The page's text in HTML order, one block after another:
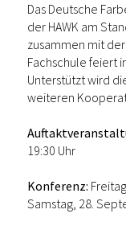
Das Deutsche
der HAWK am
zusammen mit
Fachschule feiert
Unterstützt wird
weiteren
19:30 Uhr
Konferenz:
Samstag, 28.